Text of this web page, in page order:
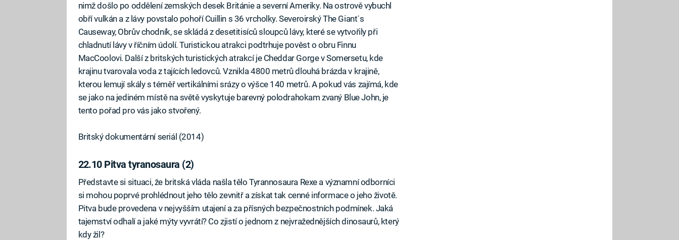
nimž došlo po oddělení zemských desek Británie a severní Ameriky. Na ostrově vybuchl
obří vulkán a z lávy povstalo pohoří Cuillin s 36 vrcholky. Severoirský The Giant´s
Causeway, Obrův chodník, se skládá z desetitisíců sloupců lávy, které se vytvořily při
chladnutí lávy v říčním údolí. Turistickou atrakci podtrhuje pověst o obru Finnu
MacCoolovi. Další z britských turistických atrakcí je Cheddar Gorge v Somersetu, kde
krajinu tvarovala voda z tajících ledovců. Vznikla 4800 metrů dlouhá brázda v krajině,
kterou lemují skály s téměř vertikálními srázy o výšce 140 metrů. A pokud vás zajímá, kde
se jako na jediném místě na světě vyskytuje barevný polodrahokam zvaný Blue John, je
tento pořad pro vás jako stvořený.
Britský dokumentární seriál (2014)
22.10 Pitva tyranosaura (2)
Představte si situaci, že britská vláda našla tělo Tyrannosaura Rexe a významní odborníci
si mohou poprvé prohlédnout jeho tělo zevnitř a získat tak cenné informace o jeho životě.
Pitva bude provedena v nejvyšším utajení a za přísných bezpečnostních podmínek. Jaká
tajemství odhalí a jaké mýty vyvrátí? Co zjistí o jednom z nejvražednějších dinosaurů, který
kdy žil?